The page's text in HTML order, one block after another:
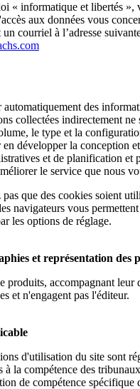
« informatique et libertés »,
aux données vous
courriel à l’adresse
des
collectées indirectement ne
le type et la
développer la conception
et de planification et
le service que nous
que des cookies soient
navigateurs vous
les options de réglage.
et représentation des
produits, accompagnant leur
et n'engagent pas l'éditeur.
d'utilisation du site sont
à la compétence des
de compétence spécifique